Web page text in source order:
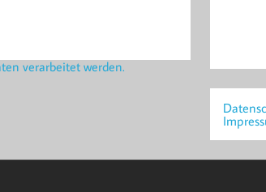
verarbeitet werden.